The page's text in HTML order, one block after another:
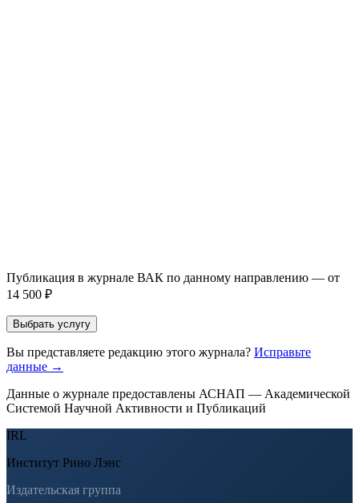
Публикация в журнале ВАК по данному направлению — от
14 500 ₽
Выбрать услугу
Вы представляете редакцию этого журнала? Исправьте
данные →
Данные о журнале предоставлены АСНАП — Академической
Системой Научной Активности и Публикаций
IRL
Институт Рино Лэнс
Издательская группа